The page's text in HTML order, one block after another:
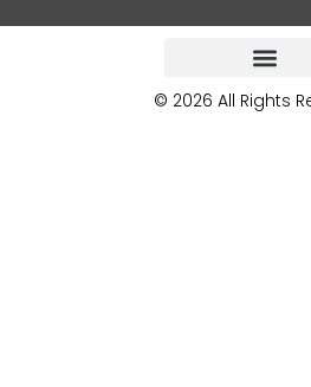
© 2026 All Rights